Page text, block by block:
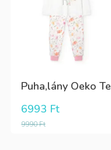
9990Ft
6993 Ft